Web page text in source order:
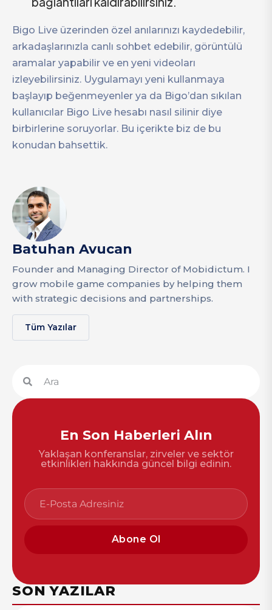
Bigo Live üzerinden özel anılarınızı kaydedebilir,
arkadaşlarınızla canlı sohbet edebilir, görüntülü
aramalar yapabilir ve en yeni videoları
izleyebilirsiniz. Uygulamayı yeni kullanmaya
başlayıp beğenmeyenler ya da Bigo’dan sıkılan
kullanıcılar Bigo Live hesabı nasıl silinir diye
birbirlerine soruyorlar. Bu içerikte biz de bu
konudan bahsettik.
Batuhan Avucan
Founder and Managing Director of Mobidictum. I
grow mobile game companies by helping them
with strategic decisions and partnerships.
Tüm Yazılar
En Son Haberleri Alın
Yaklaşan konferanslar, zirveler ve sektör
etkinlikleri hakkında güncel bilgi edinin.
Abone Ol
SON YAZILAR